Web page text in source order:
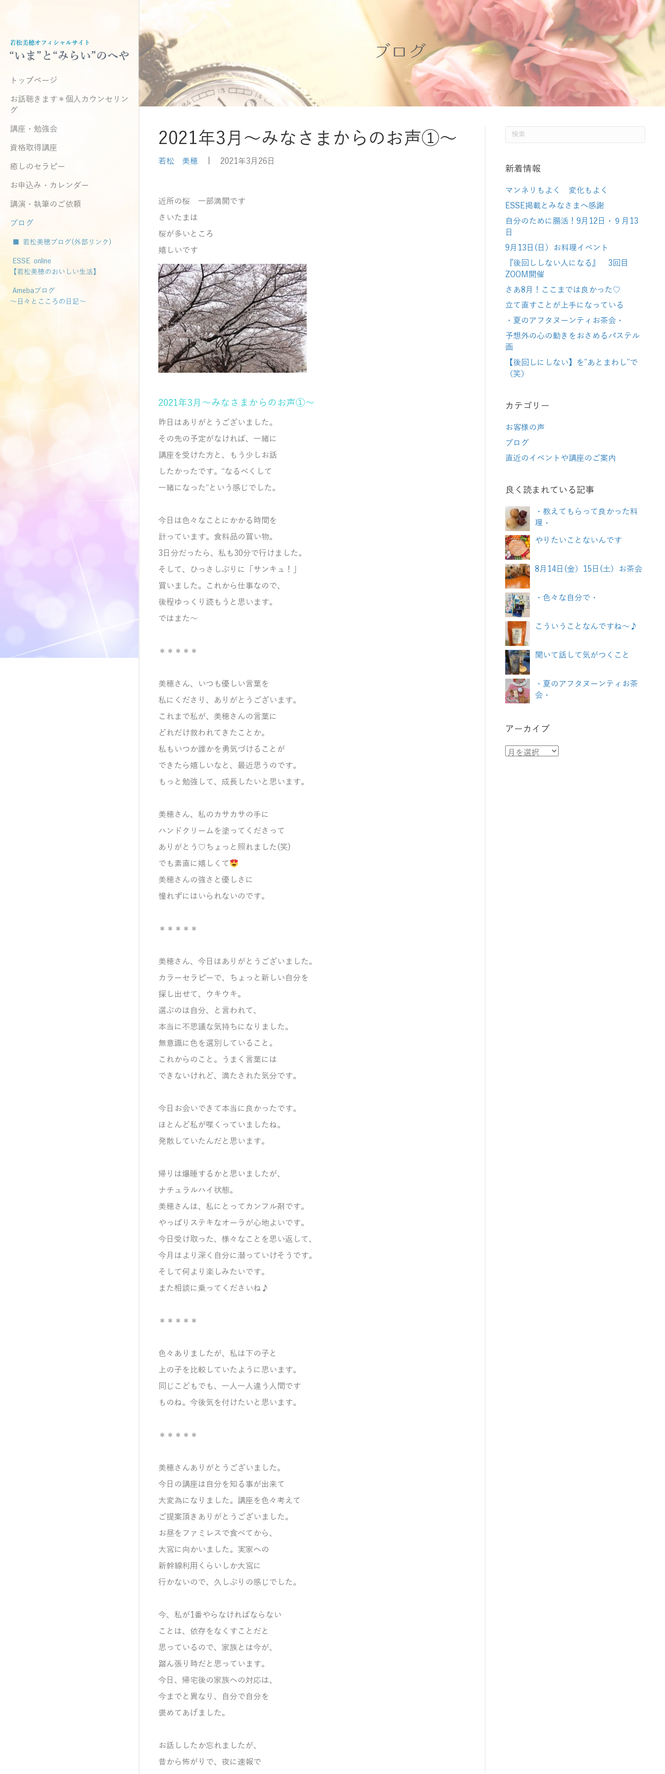
トップページ
お話聴きます＊個人カウンセリン
グ
講座・勉強会
資格取得講座
癒しのセラピー
お申込み・カレンダー
講演・執筆のご依頼
ブログ
■ 若松美穂ブログ(外部リンク)
ESSE online
【若松美穂のおいしい生活】
Amebaブログ
～日々とこころの日記～
ブログ
2021年3月～みなさまからのお声①～
若松 美穂 2021年3月26日
近所の桜 一部満開です
さいたまは
桜が多いところ
嬉しいです
2021年3月～みなさまからのお声①～
昨日はありがとうございました。
その先の予定がなければ、一緒に
講座を受けた方と、もう少しお話
したかったです。“なるべくして
一緒になった“という感じでした。
今日は色々なことにかかる時間を
計っています。食料品の買い物。
3日分だったら、私も30分で行けました。
そして、ひっさしぶりに「サンキュ！」
買いました。これから仕事なので、
後程ゆっくり読もうと思います。
ではまた～
＊＊＊＊＊
美穂さん、いつも優しい言葉を
私にくださり、ありがとうございます。
これまで私が、美穂さんの言葉に
どれだけ救われてきたことか。
私もいつか誰かを勇気づけることが
できたら嬉しいなと、最近思うのです。
もっと勉強して、成長したいと思います。
美穂さん、私のカサカサの手に
ハンドクリームを塗ってくださって
ありがとう♡ちょっと照れました(笑)
でも素直に嬉しくて
美穂さんの強さと優しさに
憧れずにはいられないのです。
＊＊＊＊＊
美穂さん、今日はありがとうございました。
カラーセラピーで、ちょっと新しい自分を
探し出せて、ウキウキ。
選ぶのは自分、と言われて、
本当に不思議な気持ちになりました。
無意識に色を選別していること。
これからのこと。うまく言葉には
できないけれど、満たされた気分です。
今日お会いできて本当に良かったです。
ほとんど私が喋くっていましたね。
発散していたんだと思います。
帰りは爆睡するかと思いましたが、
ナチュラルハイ状態。
美穂さんは、私にとってカンフル剤です。
やっぱりステキなオーラが心地よいです。
今日受け取った、様々なことを思い返して、
今月はより深く自分に潜っていけそうです。
そして何より楽しみたいです。
また相談に乗ってくださいね♪
＊＊＊＊＊
色々ありましたが、私は下の子と
上の子を比較していたように思います。
同じこどもでも、一人一人違う人間です
ものね。 今後気を付けたいと思います。
＊＊＊＊＊
美穂さんありがとうございました。
今日の講座は自分を知る事が出来て
大変為になりました。講座を色々考えて
ご提案頂きありがとうございました。
お昼をファミレスで食べてから、
大宮に向かいました。実家への
新幹線利用くらいしか大宮に
行かないので、久しぶりの感じでした。
今、私が1番やらなければならない
ことは、依存をなくすことだと
思っているので、家族とは今が、
踏ん張り時だと思っています。
今日、帰宅後の家族への対応は、
今までと異なり、自分で自分を
褒めてあげました。
お話ししたか忘れましたが、
昔から怖がりで、夜に速報で
新着情報
マンネリもよく 変化もよく
ESSE掲載とみなさまへ感謝
自分のために腸活！9月12日・９月13
日
9月13日(日）お料理イベント
『後回ししない人になる』 3回目
ZOOM開催
さあ8月！ここまでは良かった♡
立て直すことが上手になっている
・夏のアフタヌーンティお茶会・
予想外の心の動きをおさめるパステル
画
【後回しにしない】を”あとまわし”で
（笑）
カテゴリー
お客様の声
ブログ
直近のイベントや講座のご案内
良く読まれている記事
・教えてもらって良かった料
理・
やりたいことないんです
8月14日(金）15日(土）お茶会
・色々な自分で・
こういうことなんですね～♪
聞いて話して気がつくこと
・夏のアフタヌーンティお茶
会・
アーカイブ
ア